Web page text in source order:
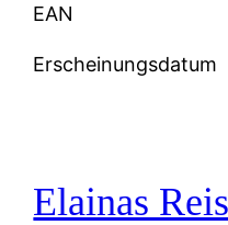
EAN
Erscheinungsdatum
Elainas